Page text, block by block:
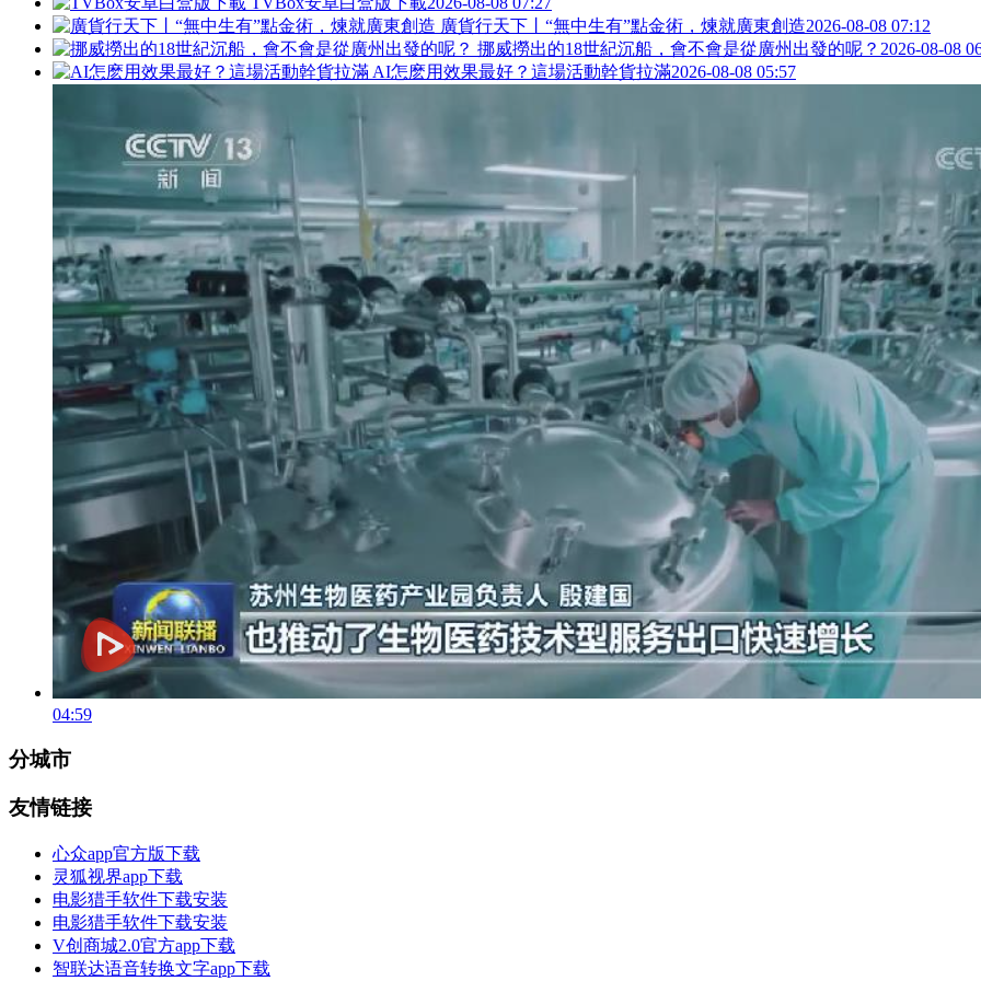
廣貨行天下丨“無中生有”點金術，煉就廣東創造2026-08-08 07:12
挪威撈出的18世紀沉船，會不會是從廣州出發的呢？ 2026-08-08
AI怎麽用效果最好？這場活動幹貨拉滿2026-08-08 05:57
04:59
分城市
友情链接
心众app官方版下载
灵狐视界app下载
电影猎手软件下载安装
电影猎手软件下载安装
V创商城2.0官方app下载
智联达语音转换文字app下载